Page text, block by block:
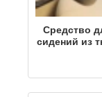
Средство
сидений из
сидений,